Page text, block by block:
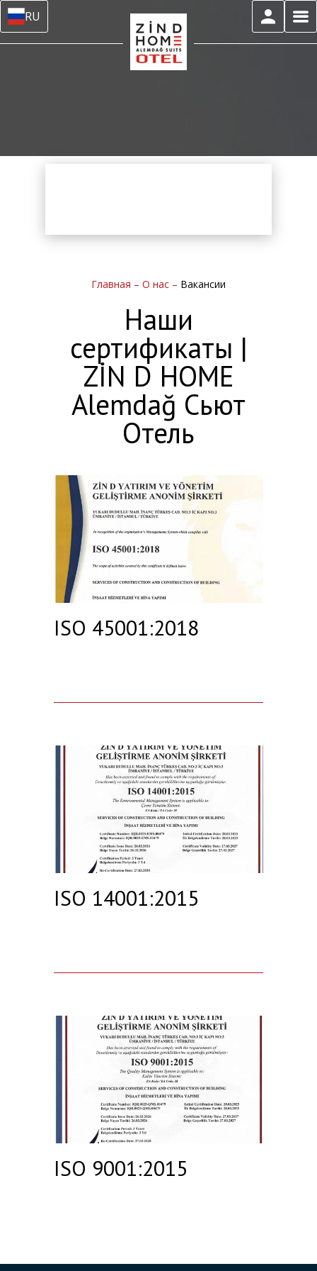
RU
Главная – О нас – Вакансии
Наши
сертификаты |
ZİN D HOME
Alemdağ Сьют
Отель
ISO 45001:2018
ISO 14001:2015
ISO 9001:2015